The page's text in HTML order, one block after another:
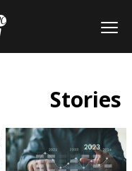
Stories